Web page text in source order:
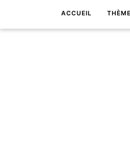
ACCUEIL